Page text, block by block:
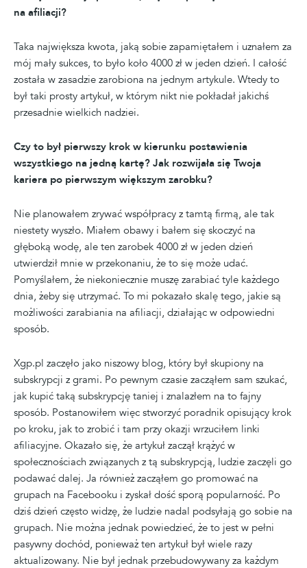
na afiliacji?
Taka największa kwota, jaką sobie zapamiętałem i uznałem za
mój mały sukces, to było koło 4000 zł w jeden dzień. I całość
została w zasadzie zarobiona na jednym artykule. Wtedy to
był taki prosty artykuł, w którym nikt nie pokładał jakichś
przesadnie wielkich nadziei.
Czy to był pierwszy krok w kierunku postawienia
wszystkiego na jedną kartę? Jak rozwijała się Twoja
kariera po pierwszym większym zarobku?
Nie planowałem zrywać współpracy z tamtą firmą, ale tak
niestety wyszło. Miałem obawy i bałem się skoczyć na
głęboką wodę, ale ten zarobek 4000 zł w jeden dzień
utwierdził mnie w przekonaniu, że to się może udać.
Pomyślałem, że niekoniecznie muszę zarabiać tyle każdego
dnia, żeby się utrzymać. To mi pokazało skalę tego, jakie są
możliwości zarabiania na afiliacji, działając w odpowiedni
sposób.
Xgp.pl zaczęło jako niszowy blog, który był skupiony na
subskrypcji z grami. Po pewnym czasie zacząłem sam szukać,
jak kupić taką subskrypcję taniej i znalazłem na to fajny
sposób. Postanowiłem więc stworzyć poradnik opisujący krok
po kroku, jak to zrobić i tam przy okazji wrzuciłem linki
afiliacyjne. Okazało się, że artykuł zaczął krążyć w
społecznościach związanych z tą subskrypcją, ludzie zaczęli go
podawać dalej. Ja również zacząłem go promować na
grupach na Facebooku i zyskał dość sporą popularność. Po
dziś dzień często widzę, że ludzie nadal podsyłają go sobie na
grupach. Nie można jednak powiedzieć, że to jest w pełni
pasywny dochód, ponieważ ten artykuł był wiele razy
aktualizowany. Nie był jednak przebudowywany za każdym